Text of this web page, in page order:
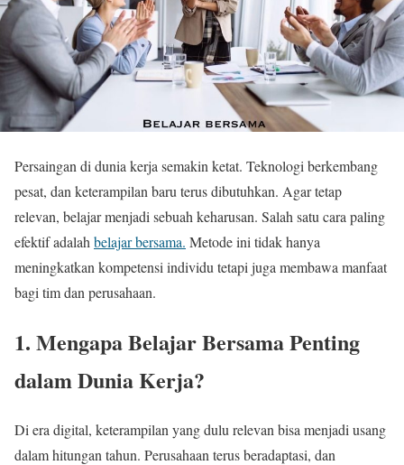
Persaingan di dunia kerja semakin ketat. Teknologi berkembang
pesat, dan keterampilan baru terus dibutuhkan. Agar tetap
relevan, belajar menjadi sebuah keharusan. Salah satu cara paling
efektif adalah belajar bersama. Metode ini tidak hanya
meningkatkan kompetensi individu tetapi juga membawa manfaat
bagi tim dan perusahaan.
1. Mengapa Belajar Bersama Penting
dalam Dunia Kerja?
Di era digital, keterampilan yang dulu relevan bisa menjadi usang
dalam hitungan tahun. Perusahaan terus beradaptasi, dan